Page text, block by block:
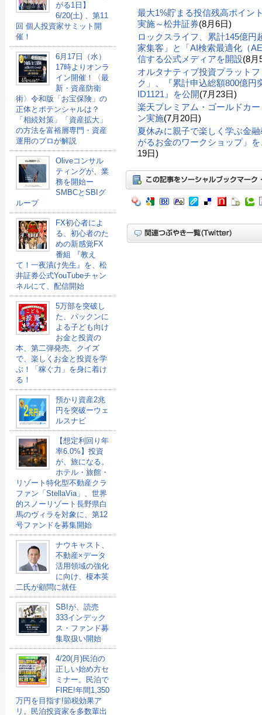
がる1日】
6/20(土) 、第11
回 個人投資家サミット開
催！
6月17日（水）
17時よりオンラ
イン開催！〈最
新・資産防衛
術〉令和版「お宝保険」の
正体とポテンシャルは？
「相続対策」「資産拡大」
の方法を富裕層専門・資産
運用のプロが解説
Oliveコンサル
ティングが、業
務を開始ー
SMBCとSBIグ
ループ
FX初心者によ
る、初心者のた
めの新感覚FX
番組 『教え
て！一夜漬け先生』を、松
井証券公式YouTubeチャン
ネルにて、配信開始
5万部を突破し
た、パックンに
よる子ども向け
お金と投資の
本、第二弾発売。クイズ
で、楽しくお金と投資を学
ぶ！「稼ぐ力」を身に着け
る！
預かり資産2兆
円を突破ーウェ
ルスナビ
【想定利回り年
率6.0%】投資
が、旅になる。
ホテル・旅館・
リゾート特化型不動産クラ
ファン「StellaVia」、世界
的スノーリゾート長野県白
馬のヴィラを対象に、第12
号ファンドを募集開始
ナウキャスト、
不動産×データ
活用領域の強化
に向け、榎本英
二氏が顧問に就任
SBIが、読売
333インデック
ス・ファンド募
集取扱い開始
4/20(月)民泊の
正しい始め方セ
ミナー。民泊で
FIRE!年間1,350
万円を目指す!節税効果ア
リ。民泊投資家を多数輩出
最大1%貯まる投信残高ポイン
実施～松井証券(8月6日)
ロックスライフ、累計145億円
家集客」と「AI検索最適化（
信する公式メディアを開設(8月
オルタナティブ投資プラット
ク」、『累計申込総額800億円
ID1121』を公開(7月23日)
楽天プレミアム・ゴールドカ
ン実施(7月20日)
夏休みに親子で楽しく学ぶ金
がるお金のワークショップ」
19日)